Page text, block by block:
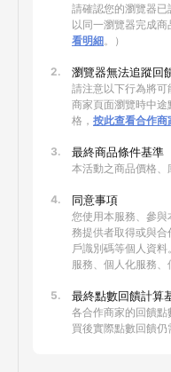
請確認您的瀏覽器
以同一瀏覽器完成
看明細。）
2. 瀏覽器無法追蹤回
請注意以下行為將
商家頁面瀏覽時中
格， 按此查看合作商
3. 最終商品條件基準
本活動之商品價格
4. 同意事項
您使用本服務、參
務提供者取得或與
戶識別碼等個人資
服務、個人化服務
5. 最終點數回饋計算
各合作商家的回饋
買後實際點數回饋仍